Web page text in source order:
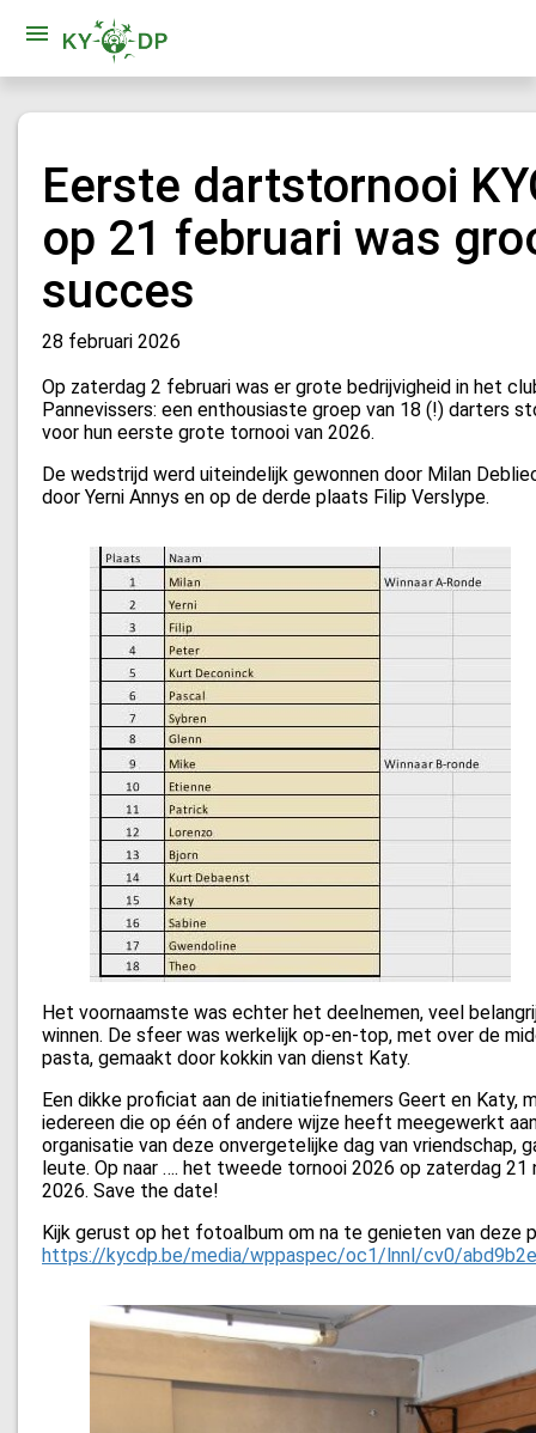
Eerste dartstornooi
op 21 februari was
succes
28 februari 2026
Op zaterdag 2 februari was er grote bedrijvigheid in het
Pannevissers: een enthousiaste groep van 18 (!) darters
voor hun eerste grote tornooi van 2026.
De wedstrijd werd uiteindelijk gewonnen door Milan
door Yerni Annys en op de derde plaats Filip Verslype.
Het voornaamste was echter het deelnemen, veel
winnen. De sfeer was werkelijk op-en-top, met over de
pasta, gemaakt door kokkin van dienst Katy.
Een dikke proficiat aan de initiatiefnemers Geert en Katy,
iedereen die op één of andere wijze heeft meegewerkt
organisatie van deze onvergetelijke dag van vriendschap,
leute. Op naar …. het tweede tornooi 2026 op zaterdag 21
2026. Save the date!
Kijk gerust op het fotoalbum om na te genieten van deze
https://kycdp.be/media/wppaspec/oc1/lnnl/cv0/